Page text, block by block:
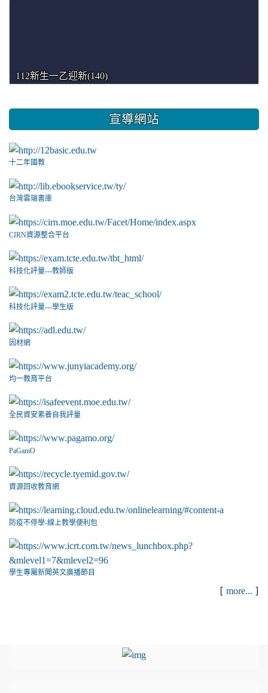
112新生一乙迎新(140)
宣導網站
十二年國教
台灣雲端書庫
CIRN資源整合平台
科技化評量---教師版
科技化評量---學生版
因材網
均一教育平台
全民資安素養自我評量
PaGamO
資源回收教育網
防疫不停學-線上教學便利包
學生專屬新聞英文廣播節目
[ more... ]
link to https://sites.google.com/
link to https://sites.google.com/